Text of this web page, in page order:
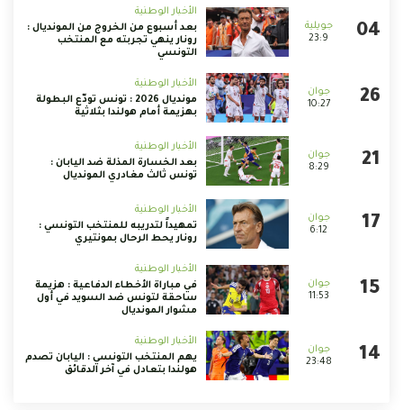
23:9
الأخبار الوطنية
بعد أسبوع من الخروج من المونديال :
رونار ينهي تجربته مع المنتخب
التونسي
10:27
الأخبار الوطنية
مونديال 2026 : تونس تودّع البطولة
بهزيمة أمام هولندا بثلاثية
8:29
الأخبار الوطنية
بعد الخسارة المذلة ضد اليابان :
تونس ثالث مغادري المونديال
6:12
الأخبار الوطنية
تمهيداً لتدريبه للمنتخب التونسي :
رونار يحط الرحال بمونتيري
11:53
الأخبار الوطنية
في مباراة الأخطاء الدفاعية : هزيمة
ساحقة لتونس ضد السويد في أول
مشوار المونديال
23:48
الأخبار الوطنية
يهم المنتخب التونسي : اليابان تصدم
هولندا بتعادل في آخر الدقائق